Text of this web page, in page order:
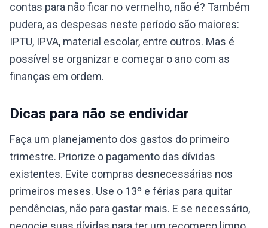
contas para não ficar no vermelho, não é? Também
pudera, as despesas neste período são maiores:
IPTU, IPVA, material escolar, entre outros. Mas é
possível se organizar e começar o ano com as
finanças em ordem.
Dicas para não se endividar
Faça um planejamento dos gastos do primeiro
trimestre. Priorize o pagamento das dívidas
existentes. Evite compras desnecessárias nos
primeiros meses. Use o 13º e férias para quitar
pendências, não para gastar mais. E se necessário,